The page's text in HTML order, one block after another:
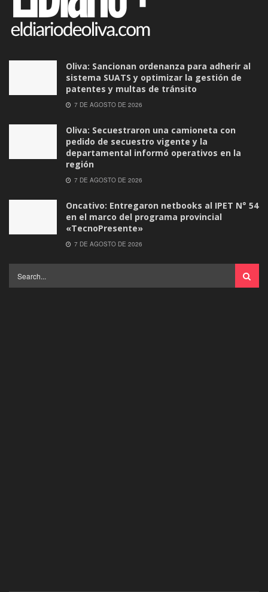
Oliva: Sancionan ordenanza para adherir al
sistema SUATS y optimizar la gestión de
patentes y multas de tránsito
7 DE AGOSTO DE 2026
Oliva: Secuestraron una camioneta con
pedido de secuestro vigente y la
departamental informó operativos en la
región
7 DE AGOSTO DE 2026
Oncativo: Entregaron netbooks al IPET N° 54
en el marco del programa provincial
«TecnoPresente»
7 DE AGOSTO DE 2026